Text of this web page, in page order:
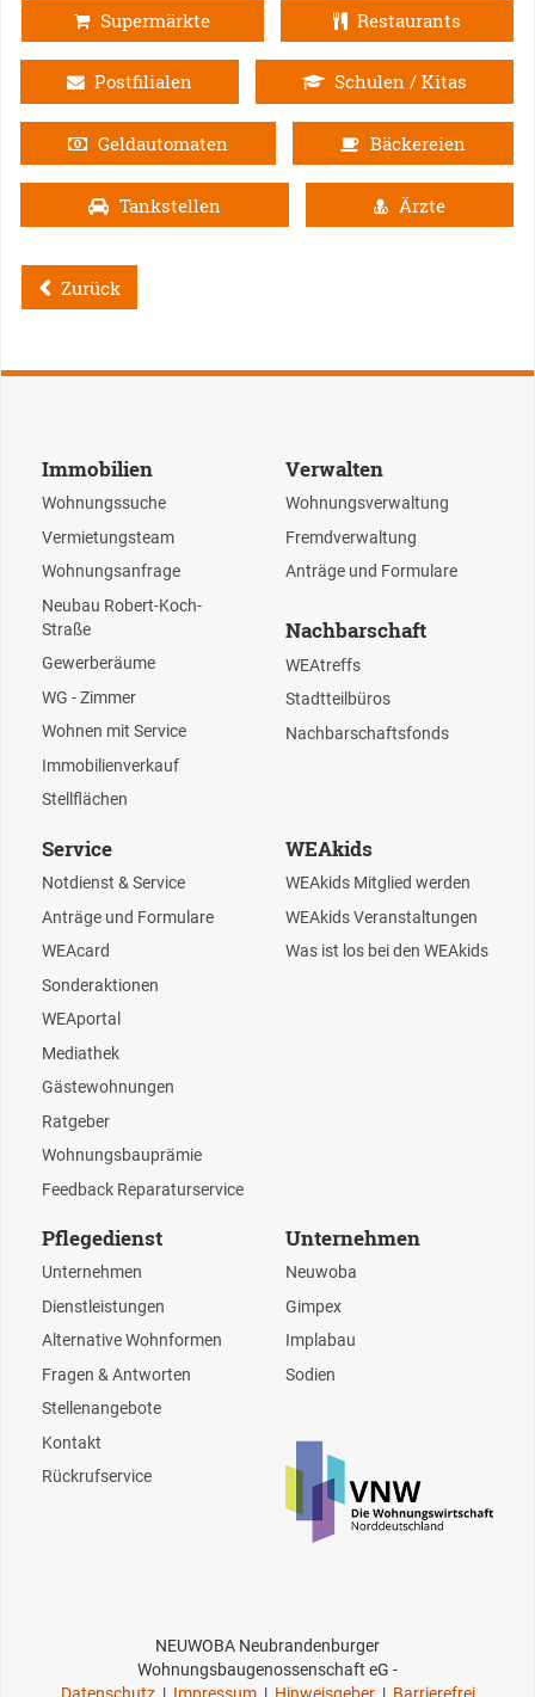
Supermärkte Restaurants
Postfilialen Schulen / Kitas
Geldautomaten Bäckereien
Tankstellen Ärzte
Zurück
Immobilien
Wohnungssuche
Vermietungsteam
Wohnungsanfrage
Neubau Robert-Koch-
Straße
Gewerberäume
WG - Zimmer
Wohnen mit Service
Immobilienverkauf
Stellflächen
Verwalten
Wohnungsverwaltung
Fremdverwaltung
Anträge und Formulare
Nachbarschaft
WEAtreffs
Stadtteilbüros
Nachbarschaftsfonds
Service
Notdienst & Service
Anträge und Formulare
WEAcard
Sonderaktionen
WEAportal
Mediathek
Gästewohnungen
Ratgeber
Wohnungsbauprämie
Feedback Reparaturservice
WEAkids
WEAkids Mitglied werden
WEAkids Veranstaltungen
Was ist los bei den WEAkids
Pflegedienst
Unternehmen
Dienstleistungen
Alternative Wohnformen
Fragen & Antworten
Stellenangebote
Kontakt
Rückrufservice
Unternehmen
Neuwoba
Gimpex
Implabau
Sodien
NEUWOBA Neubrandenburger
Wohnungsbaugenossenschaft eG -